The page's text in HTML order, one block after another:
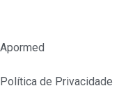
Apormed
Política de Privacidade